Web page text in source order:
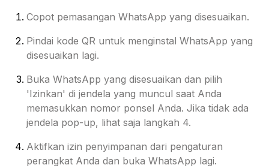
Copot pemasangan WhatsApp yang disesuaikan.
Pindai kode QR untuk menginstal WhatsApp yang
disesuaikan lagi.
Buka WhatsApp yang disesuaikan dan pilih
'Izinkan' di jendela yang muncul saat Anda
memasukkan nomor ponsel Anda. Jika tidak ada
jendela pop-up, lihat saja langkah 4.
Aktifkan izin penyimpanan dari pengaturan
perangkat Anda dan buka WhatsApp lagi.